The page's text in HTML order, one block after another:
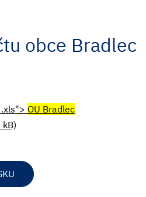
obce Bradlec
OU Bradlec
kB)